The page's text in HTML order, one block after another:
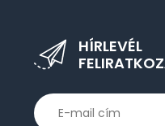
HÍRLEVÉL